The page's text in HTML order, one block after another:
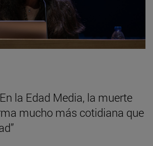
la Edad Media, la muerte
mucho más cotidiana que